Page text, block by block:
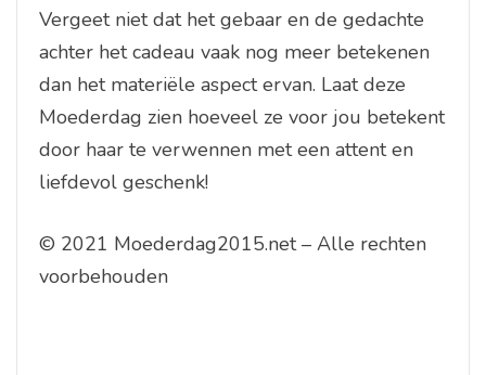
Vergeet niet dat het gebaar en de gedachte
achter het cadeau vaak nog meer betekenen
dan het materiële aspect ervan. Laat deze
Moederdag zien hoeveel ze voor jou betekent
door haar te verwennen met een attent en
liefdevol geschenk!
© 2021 Moederdag2015.net – Alle rechten
voorbehouden